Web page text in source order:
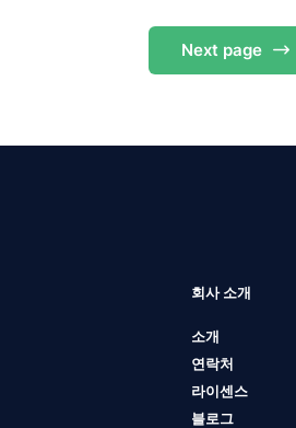
Next page
회사 소개
소개
연락처
라이센스
블로그